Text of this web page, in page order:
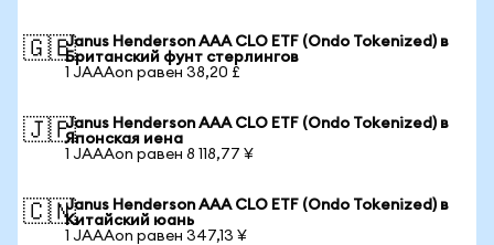
🇬🇧Janus Henderson AAA CLO ETF (Ondo Tokenized) в
Британский фунт стерлингов
1 JAAAon равен 38,20 £
🇯🇵Janus Henderson AAA CLO ETF (Ondo Tokenized) в
Японская иена
1 JAAAon равен 8 118,77 ¥
🇨🇳Janus Henderson AAA CLO ETF (Ondo Tokenized) в
Китайский юань
1 JAAAon равен 347,13 ¥